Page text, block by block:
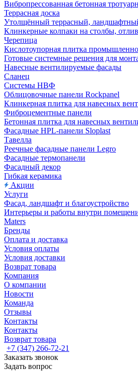
Вибропрессованная бетонная
Террасная доска
Утолщённый террасный,
Клинкерные колпаки на столбы,
Черепица
Кислотоупорная плитка
Готовые системные решения для
Навесные вентилируемые фасады
Сланец
Системы НВФ
Облицовочные панели Rockpanel
Клинкерная плитка для навесных
Фиброцементные панели
Бетонная плитка для навесных
Фасадные HPL-панели Sloplast
Тавелла
Реечные фасадные панели Legro
Фасадные термопанели
Фасадный декор
Гибкая керамика
Акции
Услуги
Фасад, ландшафт и благоустройство
Интерьеры и работы внутри
Maters
Бренды
Оплата и доставка
Условия оплаты
Условия доставки
Возврат товара
Компания
О компании
Новости
Команда
Отзывы
Контакты
Контакты
Возврат товара
+7 (347) 266-72-21
Заказать звонок
Задать вопрос